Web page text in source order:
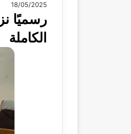
18/05/2025
الكاملة